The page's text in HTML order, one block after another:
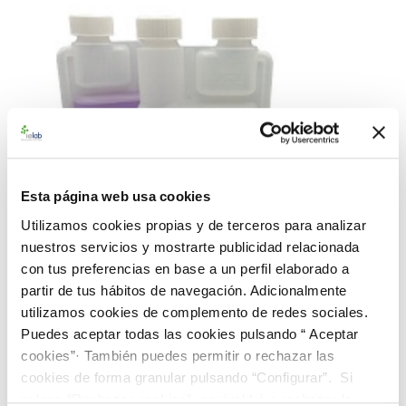
Esta página web usa cookies
Utilizamos cookies propias y de terceros para analizar
nuestros servicios y mostrarte publicidad relacionada
con tus preferencias en base a un perfil elaborado a
partir de tus hábitos de navegación. Adicionalmente
utilizamos cookies de complemento de redes sociales.
Puedes aceptar todas las cookies pulsando “ Aceptar
cookies”· También puedes permitir o rechazar las
cookies de forma granular pulsando “Configurar”. Si
pulsas “Rechazar cookies”, equivaldrá a rechazar la
990593 - Agua de consumo (POT 52.2)